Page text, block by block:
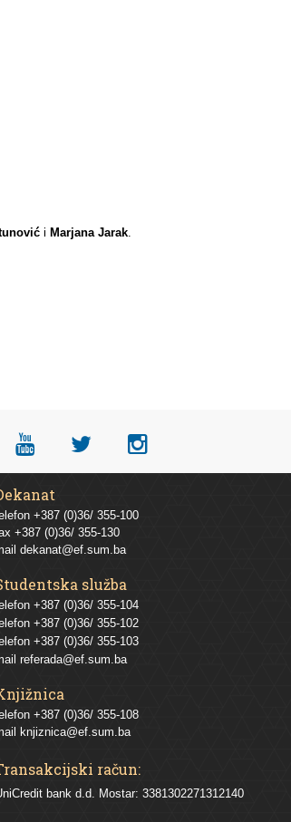
i Marjana Jarak.
+387 (0)36/ 355-100
+387 (0)36/ 355-130
dekanat@ef.sum.ba
služba
+387 (0)36/ 355-104
+387 (0)36/ 355-102
+387 (0)36/ 355-103
referada@ef.sum.ba
+387 (0)36/ 355-108
knjiznica@ef.sum.ba
račun:
bank d.d. Mostar: 3381302271312140